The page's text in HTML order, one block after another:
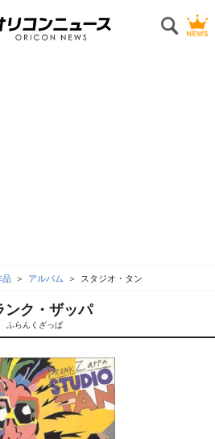
品 アルバム スタジオ・タン
ンク・ザッパ
ふらんくざっぱ